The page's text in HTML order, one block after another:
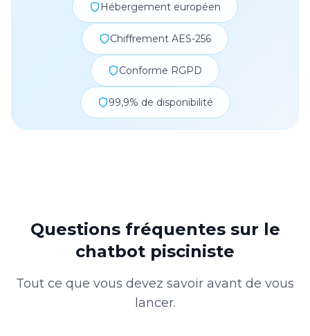
Hébergement européen
Chiffrement AES-256
Conforme RGPD
99,9% de disponibilité
Questions fréquentes sur le
chatbot pisciniste
Tout ce que vous devez savoir avant de vous
lancer.